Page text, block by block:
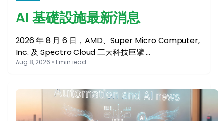
AI 基礎設施最新消息
2026 年 8 月 6 日，AMD、Super Micro Computer,
Inc. 及 Spectro Cloud 三大科技巨擘 …
Aug 8, 2026 • 1 min read